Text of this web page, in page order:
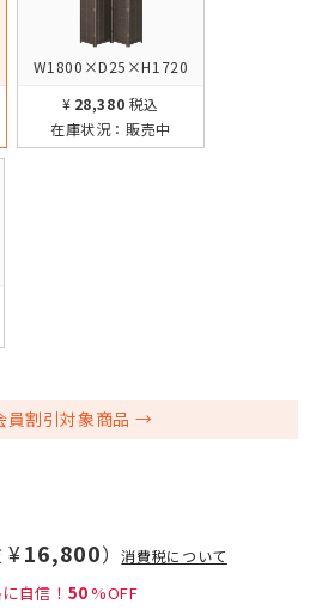
W1800×D25×H1720
¥28,380 税込
在庫状況： 販売中
員割引対象商品
¥16,800）消費税について
50